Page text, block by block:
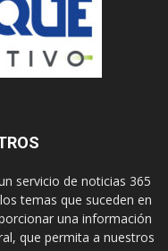
servicio de noticias 365
temas que suceden en
una información
que permita a nuestros